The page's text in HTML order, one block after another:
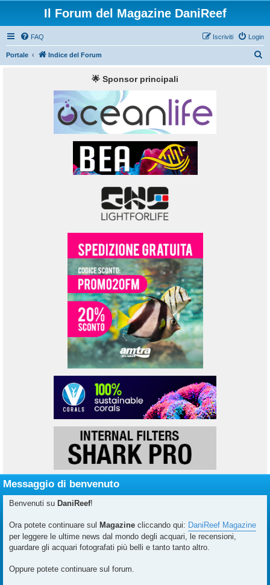
Il Forum del Magazine DaniReef
FAQ Login
Iscriviti
Portale Indice del Forum
🌟 Sponsor principali
Messaggio di benvenuto
Benvenuti su DaniReef!
Ora potete continuare sul Magazine cliccando qui: DaniReef Magazine
per leggere le ultime news dal mondo degli acquari, le recensioni,
guardare gli acquari fotografati più belli e tanto tanto altro.
Oppure potete continuare sul forum.